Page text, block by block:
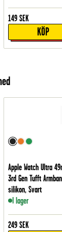
149 SEK
KÖP
Apple Watch Ultra
3rd Gen Tufft
silikon, Svart
I lager
249 SEK